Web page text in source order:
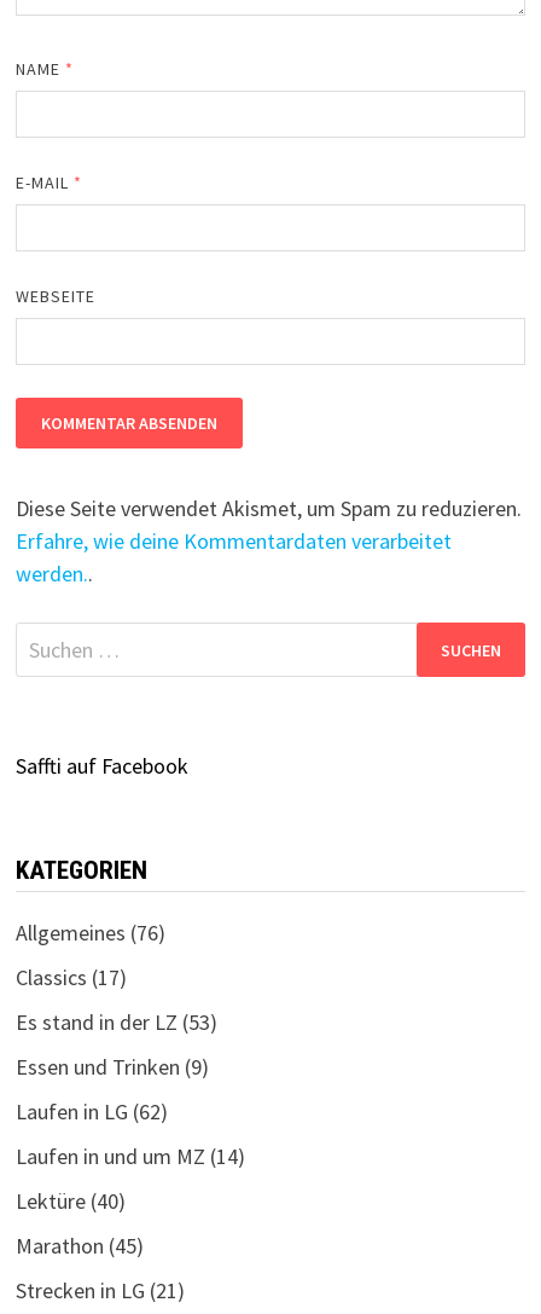
NAME *
E-MAIL *
WEBSEITE
Diese Seite verwendet Akismet, um Spam zu reduzieren.
Erfahre, wie deine Kommentardaten verarbeitet
werden..
Suchen
nach:
Saffti auf Facebook
KATEGORIEN
Allgemeines (76)
Classics (17)
Es stand in der LZ (53)
Essen und Trinken (9)
Laufen in LG (62)
Laufen in und um MZ (14)
Lektüre(40)
Marathon (45)
Strecken in LG (21)